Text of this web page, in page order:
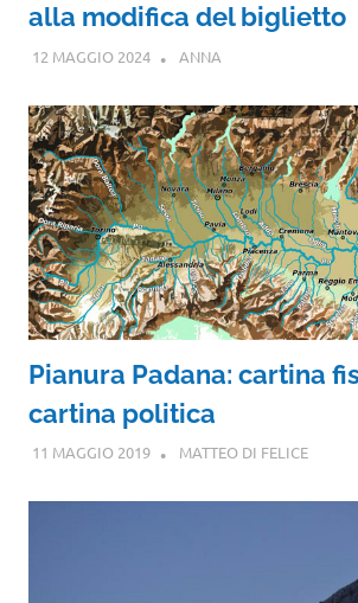
alla modifica del biglietto
12 MAGGIO 2024 ANNA
Pianura Padana: cartina
cartina politica
11 MAGGIO 2019 MATTEO DI FELICE